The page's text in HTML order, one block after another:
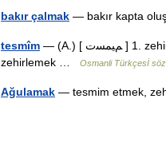
bakır çalmak — bakır kapta
tesmîm — (A.) [ ﻢﻴﻤﺴﺕ ] 1. zehirleme. 2. zehirlenme. ♦ tesmîm edilmek zehirlenmek. ♦ tesmîm etmek
zehirlemek …
Osmanli Türkçesİ
Ağulamak — tesmim etmek,